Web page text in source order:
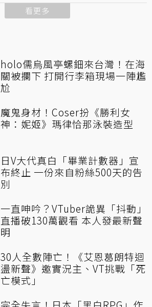
看更多
holo儒烏風亭螺鈿來台灣！在海
關被攔下 打開行李箱現場一陣尷
尬
魔鬼身材！Coser扮《勝利女
神：妮姬》瑪律恰那泳裝造型
日V大代真白「畢業計數器」宣
布終止 一份來自粉絲500天的告
別
一直呻吟？VTuber詭異「抖動」
直播破130萬觀看 本人發最新聲
明
30人全數陣亡！《艾恩葛朗特迴
盪新聲》邀實況主、VT挑戰「死
亡模式」